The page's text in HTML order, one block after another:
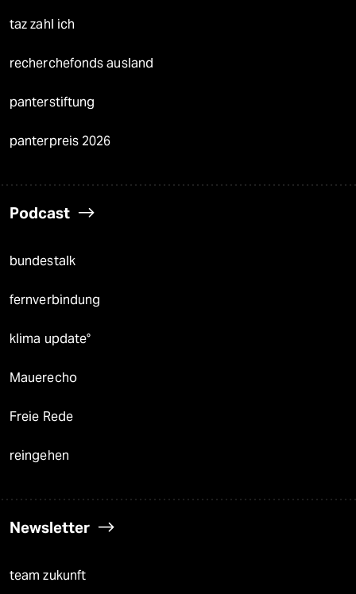
taz zahl ich
recherchefonds ausland
panterstiftung
panterpreis 2026
Podcast
bundestalk
fernverbindung
klima update°
Mauerecho
Freie Rede
reingehen
Newsletter
team zukunft